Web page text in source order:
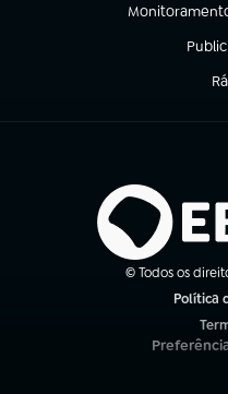
(abre em nova
(abre
© Todos os
Política